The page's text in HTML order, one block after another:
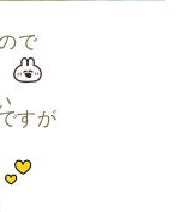
すが
で